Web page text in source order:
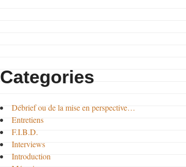
Categories
Débrief ou de la mise en perspective…
Entretiens
F.I.B.D.
Interviews
Introduction